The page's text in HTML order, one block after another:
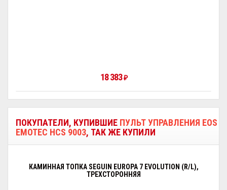
18 383₽
ПОКУПАТЕЛИ, КУПИВШИЕ ПУЛЬТ УПРАВЛЕНИЯ EOS
EMOTEC HCS 9003, ТАК ЖЕ КУПИЛИ
КАМИННАЯ ТОПКА SEGUIN EUROPA 7 EVOLUTION (R/L),
ТРЕХСТОРОННЯЯ